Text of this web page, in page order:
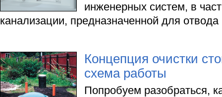
инженерных систем, в
канализации, предназначенной для
Концепция очистки
схема работы
Попробуем разобраться,